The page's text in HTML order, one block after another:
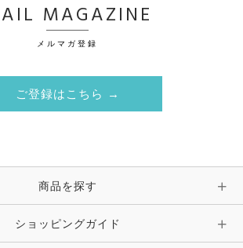
MAGAZINE
メルマガ登録
ご登録はこちら →
商品を探す
ショッピングガイド